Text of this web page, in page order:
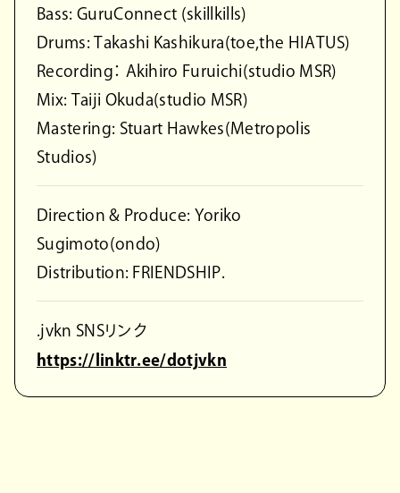
Bass: GuruConnect (skillkills)
Drums: Takashi Kashikura(toe,the HIATUS)
Recording： Akihiro Furuichi(studio MSR)
Mix: Taiji Okuda(studio MSR)
Mastering: Stuart Hawkes(Metropolis
Studios)
Direction & Produce: Yoriko
Sugimoto(ondo)
Distribution: FRIENDSHIP.
.jvkn SNSリンク
https://linktr.ee/dotjvkn